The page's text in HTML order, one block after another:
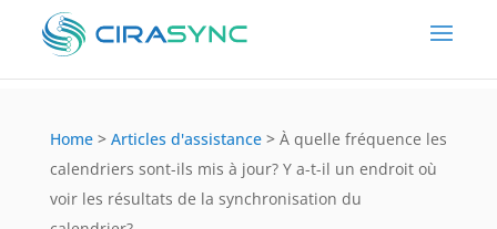
Home > Articles d'assistance > À quelle fréquence les
calendriers sont-ils mis à jour? Y a-t-il un endroit où
voir les résultats de la synchronisation du